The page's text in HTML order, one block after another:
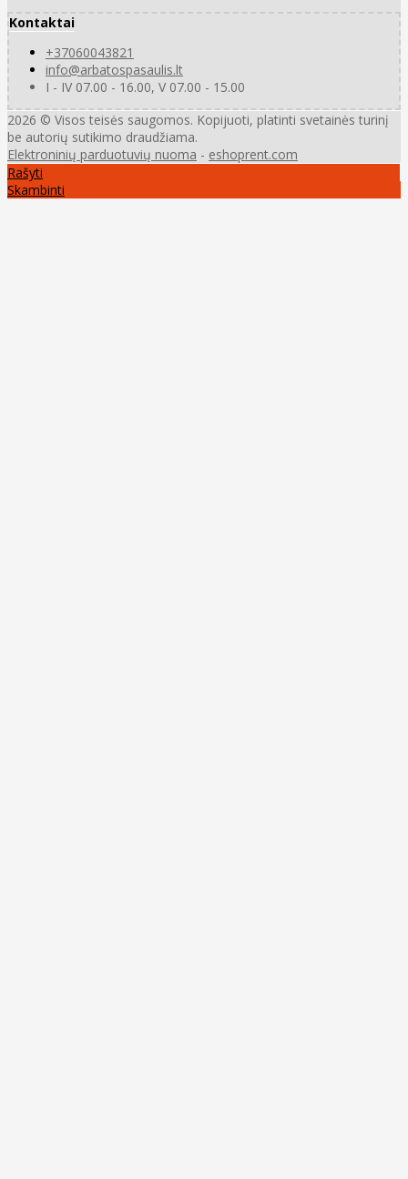
Kontaktai
+37060043821
info@arbatospasaulis.lt
I - IV 07.00 - 16.00, V 07.00 - 15.00
2026 © Visos teisės saugomos. Kopijuoti, platinti svetainės turinį
be autorių sutikimo draudžiama.
Elektroninių parduotuvių nuoma - eshoprent.com
Rašyti
Skambinti